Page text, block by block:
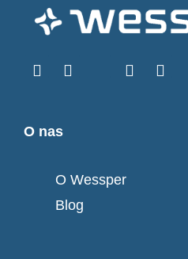
O nas
O Wessper
Blog